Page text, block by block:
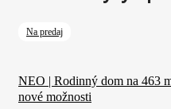
Na predaj
NEO | Rodinný dom na 463
nové možnosti